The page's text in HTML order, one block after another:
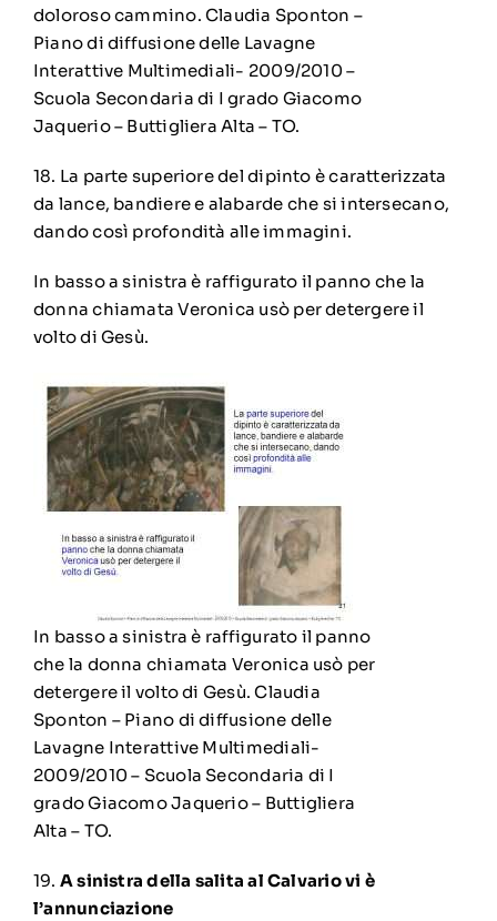
doloroso cammino. Claudia Sponton –
Piano di diffusione delle Lavagne
Interattive Multimediali- 2009/2010 –
Scuola Secondaria di I grado Giacomo
Jaquerio – Buttigliera Alta – TO.
18. La parte superiore del dipinto è caratterizzata
da lance, bandiere e alabarde che si intersecano,
dando così profondità alle immagini.
In basso a sinistra è raffigurato il panno che la
donna chiamata Veronica usò per detergere il
volto di Gesù.
In basso a sinistra è raffigurato il panno
che la donna chiamata Veronica usò per
detergere il volto di Gesù. Claudia
Sponton – Piano di diffusione delle
Lavagne Interattive Multimediali-
2009/2010 – Scuola Secondaria di I
grado Giacomo Jaquerio – Buttigliera
Alta – TO.
19. A sinistra della salita al Calvario vi è
l’annunciazione